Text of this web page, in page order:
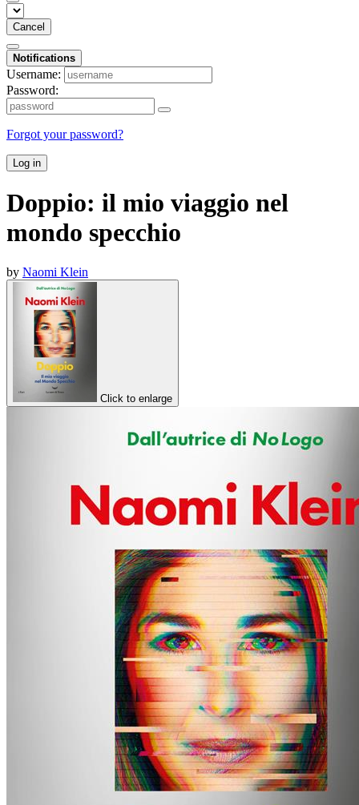
Cancel
Notifications
Username:
Password:
Forgot your password?
Log in
Doppio: il mio viaggio nel
mondo specchio
by Naomi Klein
Click to enlarge